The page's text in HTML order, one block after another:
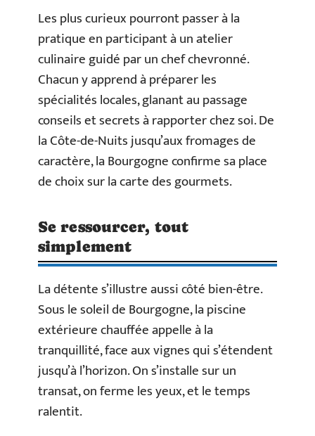
Les plus curieux pourront passer à la
pratique en participant à un atelier
culinaire guidé par un chef chevronné.
Chacun y apprend à préparer les
spécialités locales, glanant au passage
conseils et secrets à rapporter chez soi. De
la Côte-de-Nuits jusqu’aux fromages de
caractère, la Bourgogne confirme sa place
de choix sur la carte des gourmets.
Se ressourcer, tout
simplement
La détente s’illustre aussi côté bien-être.
Sous le soleil de Bourgogne, la piscine
extérieure chauffée appelle à la
tranquillité, face aux vignes qui s’étendent
jusqu’à l’horizon. On s’installe sur un
transat, on ferme les yeux, et le temps
ralentit.